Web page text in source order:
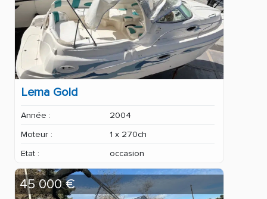
Lema Gold
Année :
2004
Moteur :
1 x 270ch
Etat :
occasion
45 000 €